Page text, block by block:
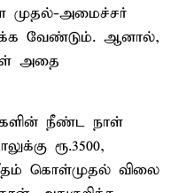
முதல்-அமைச்சர்
வேண்டும். ஆனால்,
அதை
நீண்ட நாள்
ரூ.3500,
வீதம் கொள்முதல் விலை